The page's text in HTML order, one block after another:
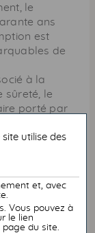
le
ans
est
de
à la
sûreté, le
porté par
ou
ainsi
utilise des
et, avec
Vous pouvez à
le lien
page du site.